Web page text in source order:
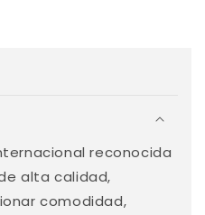
reconocida
alta calidad,
comodidad,